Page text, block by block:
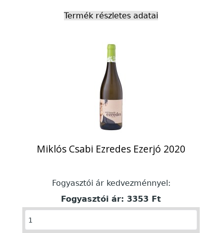
Termék részletes adatai
Miklós Csabi Ezredes Ezerjó 2020
Fogyasztói ár kedvezménnyel:
Fogyasztói ár: 3353 Ft